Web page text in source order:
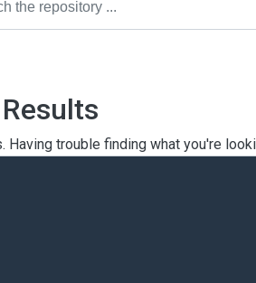
Having trouble finding what you're